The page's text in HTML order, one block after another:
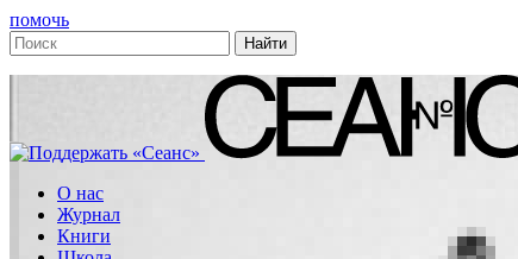
помочь
О нас
Журнал
Книги